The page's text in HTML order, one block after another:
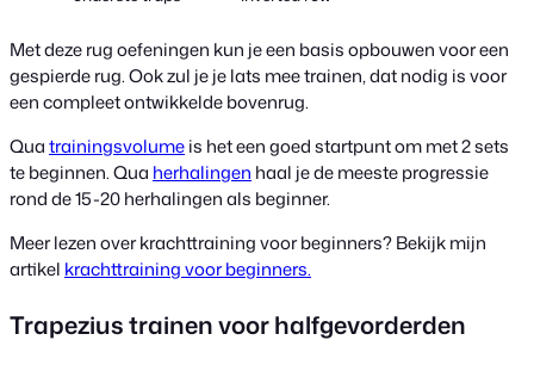
Met deze rug oefeningen kun je een basis opbouwen voor een
gespierde rug. Ook zul je je lats mee trainen, dat nodig is voor
een compleet ontwikkelde bovenrug.
Quatrainingsvolumeis het een goed startpunt om met 2 sets
te beginnen. Qua herhalingen haal je de meeste progressie
rond de 15-20 herhalingen als beginner.
Meer lezen over krachttraining voor beginners? Bekijk mijn
artikel krachttraining voor beginners.
Trapezius trainen voor halfgevorderden